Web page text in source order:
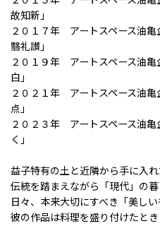
故知新」
２０１７年 アートスペース油
翳礼讃」
２０１９年 アートスペース油
白」
２０２１年 アートスペース油
点」
２０２３年 アートスペース油
く」
益子特有の土と近隣から手に入
伝統を踏まえながら「現代」の
日々、本来大切にすべき「美しい
彼の作品は料理を盛り付けたと